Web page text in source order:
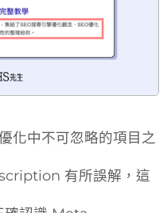
中不可忽略的項目之
有所誤解，這